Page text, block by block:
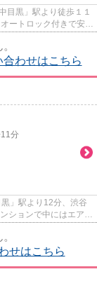
黒」駅より徒歩１１
ートロック付きで安心
わせはこちら
11分
」駅より12分、渋谷
ションで中にはエアコ
せはこちら